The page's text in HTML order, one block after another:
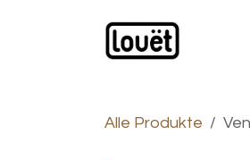
Alle Produkte